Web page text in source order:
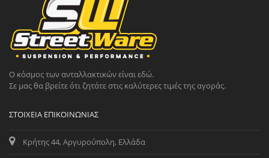
Ο κόσμος των ανταλλακτικών είναι εδώ.
Σε μας θα βρείτε ότι ζητάτε στις καλύτερες τιμές της αγοράς.
ΣΤΟΙΧΕΊΑ ΕΠΙΚΟΙΝΩΝΊΑΣ
Κρήτης 44, Αργυρούπολη, Ελλάδα